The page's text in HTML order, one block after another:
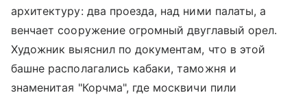
архитектуру: два проезда, над ними палаты, а
венчает сооружение огромный двуглавый орел.
Художник выяснил по документам, что в этой
башне располагались кабаки, таможня и
знаменитая "Корчма", где москвичи пили